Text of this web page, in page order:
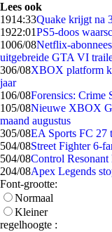
Lees ook
1914:33Quake krijgt na
1922:01PS5-doos
1006/08Netflix-
uitgebreide GTA VI
306/08XBOX platform
jaar
106/08Forensics: Crime
105/08Nieuwe XBOX
maand augustus
305/08EA Sports FC 27
504/08Street Fighter 6-
504/08Control Resonant
204/08Apex Legends
Font-grootte:
Normaal
Kleiner
regelhoogte :